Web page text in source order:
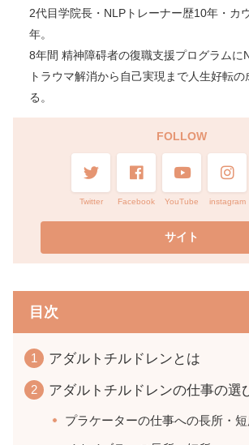
2代目学院長・NLPトレーナー歴10年・カ
年。
8年間 精神障碍者の復職支援プログラムに
トラウマ解消から自己実現まで人生好転
る。
FOLLOW
Twitter Facebook YouTube instagram
目次
アダルトチルドレンとは
アダルトチルドレンの仕事の選
プラケーターの仕事への長所・